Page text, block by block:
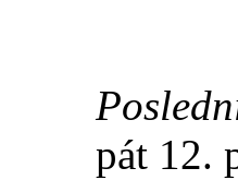
pát 12.